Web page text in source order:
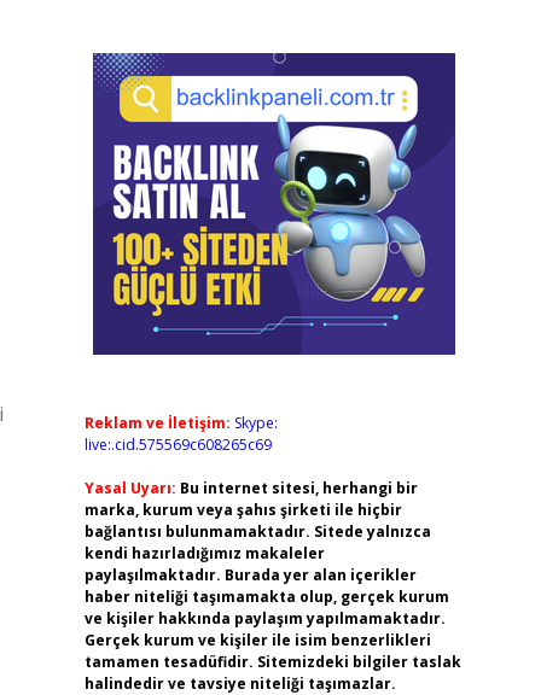
Reklam ve İletişim: Skype:
live:.cid.575569c608265c69
Yasal Uyarı: Bu internet sitesi, herhangi bir
marka, kurum veya şahıs şirketi ile hiçbir
bağlantısı bulunmamaktadır. Sitede yalnızca
kendi hazırladığımız makaleler
paylaşılmaktadır. Burada yer alan içerikler
haber niteliği taşımamakta olup, gerçek kurum
ve kişiler hakkında paylaşım yapılmamaktadır.
Gerçek kurum ve kişiler ile isim benzerlikleri
tamamen tesadüfidir. Sitemizdeki bilgiler taslak
halindedir ve tavsiye niteliği taşımazlar.